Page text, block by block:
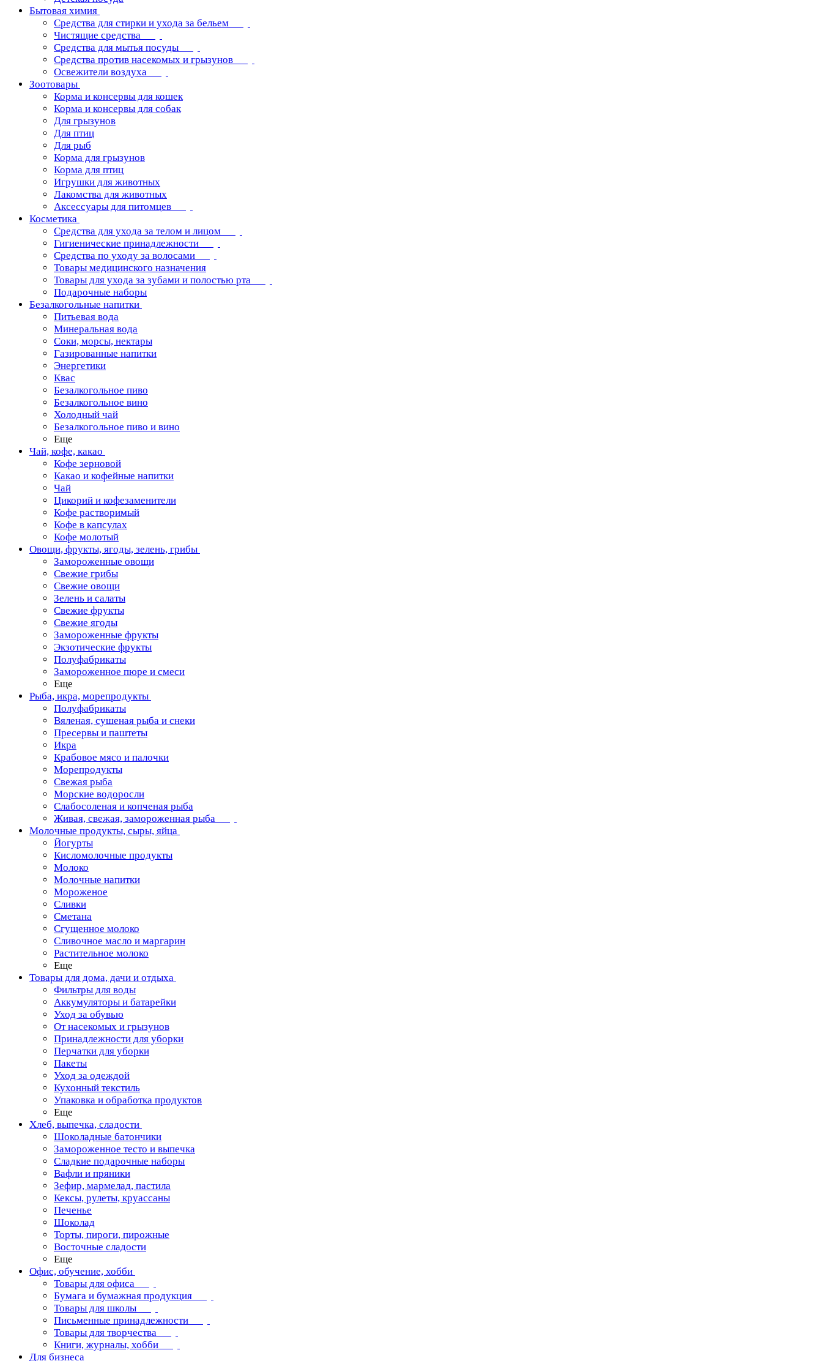
Бытовая химия
Средства для стирки и ухода за бельем
Чистящие средства
Средства для мытья посуды
Средства против насекомых и грызунов
Освежители воздуха
Зоотовары
Корма и консервы для кошек
Корма и консервы для собак
Для грызунов
Для птиц
Для рыб
Корма для грызунов
Корма для птиц
Игрушки для животных
Лакомства для животных
Аксессуары для питомцев
Косметика
Средства для ухода за телом и лицом
Гигиенические принадлежности
Средства по уходу за волосами
Товары медицинского назначения
Товары для ухода за зубами и полостью рта
Подарочные наборы
Безалкогольные напитки
Питьевая вода
Минеральная вода
Соки, морсы, нектары
Газированные напитки
Энергетики
Квас
Безалкогольное пиво
Безалкогольное вино
Холодный чай
Безалкогольное пиво и вино
Еще
Чай, кофе, какао
Кофе зерновой
Какао и кофейные напитки
Чай
Цикорий и кофезаменители
Кофе растворимый
Кофе в капсулах
Кофе молотый
Овощи, фрукты, ягоды, зелень, грибы
Замороженные овощи
Свежие грибы
Свежие овощи
Зелень и салаты
Свежие фрукты
Свежие ягоды
Замороженные фрукты
Экзотические фрукты
Полуфабрикаты
Замороженное пюре и смеси
Еще
Рыба, икра, морепродукты
Полуфабрикаты
Вяленая, сушеная рыба и снеки
Пресервы и паштеты
Икра
Крабовое мясо и палочки
Морепродукты
Свежая рыба
Морские водоросли
Слабосоленая и копченая рыба
Живая, свежая, замороженная рыба
Молочные продукты, сыры, яйца
Йогурты
Кисломолочные продукты
Молоко
Молочные напитки
Мороженое
Сливки
Сметана
Сгущенное молоко
Сливочное масло и маргарин
Растительное молоко
Еще
Товары для дома, дачи и отдыха
Фильтры для воды
Аккумуляторы и батарейки
Уход за обувью
От насекомых и грызунов
Принадлежности для уборки
Перчатки для уборки
Пакеты
Уход за одеждой
Кухонный текстиль
Упаковка и обработка продуктов
Еще
Хлеб, выпечка, сладости
Шоколадные батончики
Замороженное тесто и выпечка
Сладкие подарочные наборы
Вафли и пряники
Зефир, мармелад, пастила
Кексы, рулеты, круассаны
Печенье
Шоколад
Торты, пироги, пирожные
Восточные сладости
Еще
Офис, обучение, хобби
Товары для офиса
Бумага и бумажная продукция
Товары для школы
Письменные принадлежности
Товары для творчества
Книги, журналы, хобби
Для бизнеса